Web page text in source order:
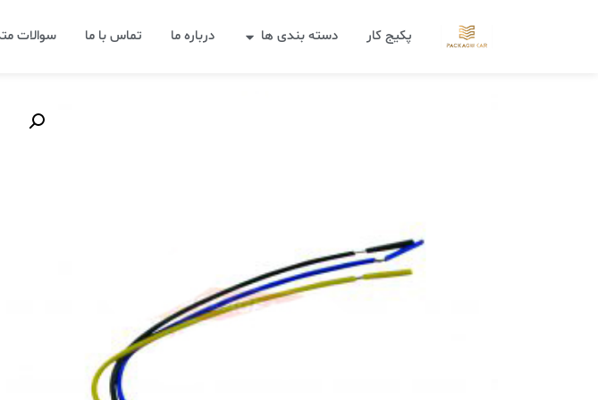
پکیج کار دسته بندی ها درباره ما تماس با ما سوالات